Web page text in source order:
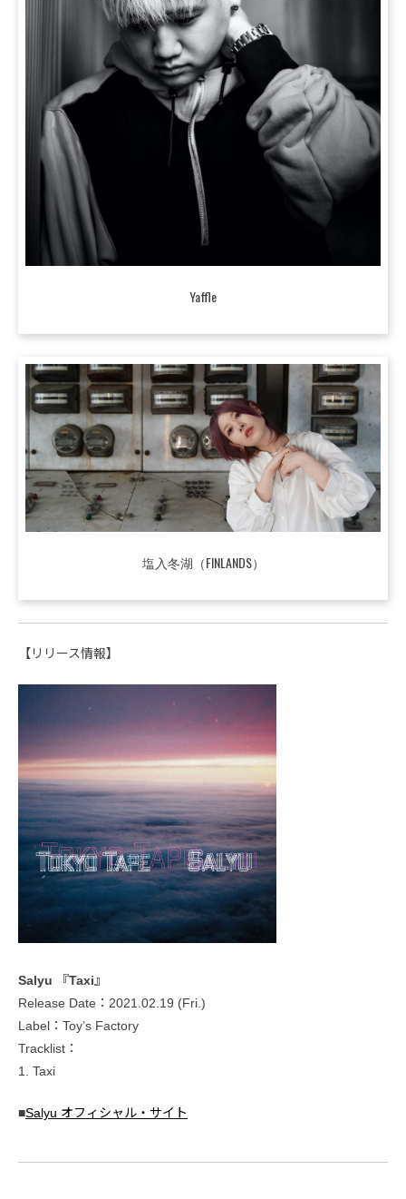
Yaffle
塩入冬湖（FINLANDS）
【リリース情報】
Salyu 『Taxi』
Release Date：2021.02.19 (Fri.)
Label：Toy’s Factory
Tracklist：
1. Taxi
■Salyu オフィシャル・サイト